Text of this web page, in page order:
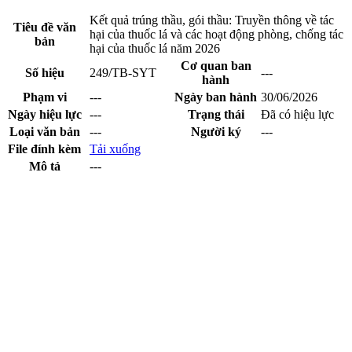
Tiêu đề văn
bản
Kết quả trúng thầu, gói thầu: Truyền thông về tác
hại của thuốc lá và các hoạt động phòng, chống tác
hại của thuốc lá năm 2026
Số hiệu
249/TB-SYT
Cơ quan ban
hành
---
Phạm vi
--- Ngày ban hành 30/06/2026
Ngày hiệu lực
--- Trạng thái
Đã có hiệu lực
Loại văn bản
--- Người ký
---
File đính kèm
Tải xuống
Mô tả
---